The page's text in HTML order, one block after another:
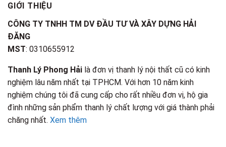
GIỚI THIỆU
CÔNG TY TNHH TM DV ĐẦU TƯ VÀ XÂY DỰNG HẢI
ĐĂNG
MST: 0310655912
Thanh Lý Phong Hải là đơn vị thanh lý nội thất cũ có kinh
nghiệm lâu năm nhất tại TPHCM. Với hơn 10 năm kinh
nghiệm chúng tôi đã cung cấp cho rất nhiều đơn vị, hộ gia
đình những sản phẩm thanh lý chất lượng với giá thành phải
chăng nhất. Xem thêm